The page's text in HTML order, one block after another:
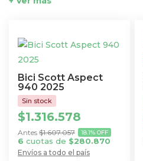
Bici Scott Aspect
940 2025
Envíos a todo el país
$1.607.057
$1.316.578
18.1% OFF
6 cuotas de $280.870